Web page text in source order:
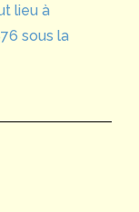
lieu à
sous la